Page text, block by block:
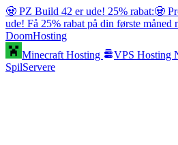
🧟 PZ Build 42 er ude! 25% rabat:🧟
ude! Få 25% rabat på din første måned
DoomHosting
Minecraft Hosting
VPS Hosting
SpilServere